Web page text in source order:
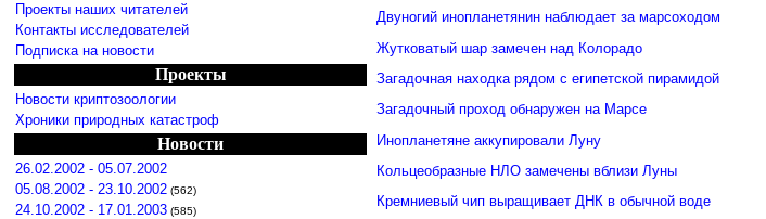
Проекты наших читателей
Контакты исследователей
Подписка на новости
Проекты
Новости криптозоологии
Хроники природных катастроф
Новости
26.02.2002 - 05.07.2002
05.08.2002 - 23.10.2002 (562)
24.10.2002 - 17.01.2003 (585)
Двуногий инопланетянин наблюдает за марсоходом
Жутковатый шар замечен над Колорадо
Загадочная находка рядом с египетской пирамидой
Загадочный проход обнаружен на Марсе
Инопланетяне аккупировали Луну
Кольцеобразные НЛО замечены вблизи Луны
Кремниевый чип выращивает ДНК в обычной воде